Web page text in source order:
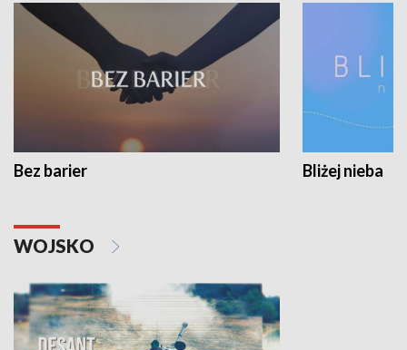
Bez barier Bliżej nieba
WOJSKO